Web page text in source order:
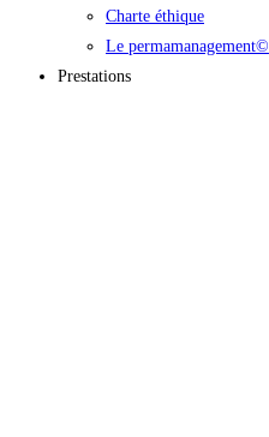
Charte éthique
Le permamanagement©
Prestations